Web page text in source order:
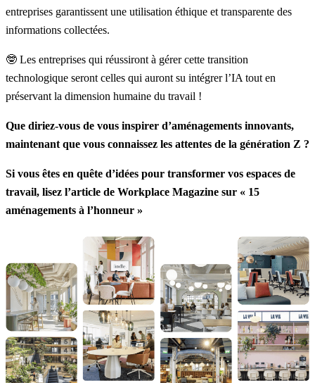
entreprises garantissent une utilisation éthique et transparente des
informations collectées.
🤓 Les entreprises qui réussiront à gérer cette transition
technologique seront celles qui auront su intégrer l’IA tout en
préservant la dimension humaine du travail !
Que diriez-vous de vous inspirer d’aménagements innovants,
maintenant que vous connaissez les attentes de la génération Z ?
Si vous êtes en quête d’idées pour transformer vos espaces de
travail, lisez l’article de Workplace Magazine sur « 15
aménagements à l’honneur »